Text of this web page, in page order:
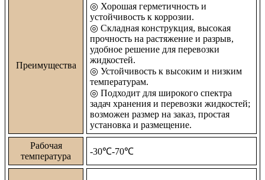
Преимущества
◎ Хорошая герметичность и
устойчивость к коррозии.
◎ Складная конструкция, высокая
прочность на растяжение и разрыв,
удобное решение для перевозки
жидкостей.
◎ Устойчивость к высоким и низким
температурам.
◎ Подходит для широкого спектра
задач хранения и перевозки жидкостей;
возможен размер на заказ, простая
установка и размещение.
Рабочая
температура
-30℃-70℃